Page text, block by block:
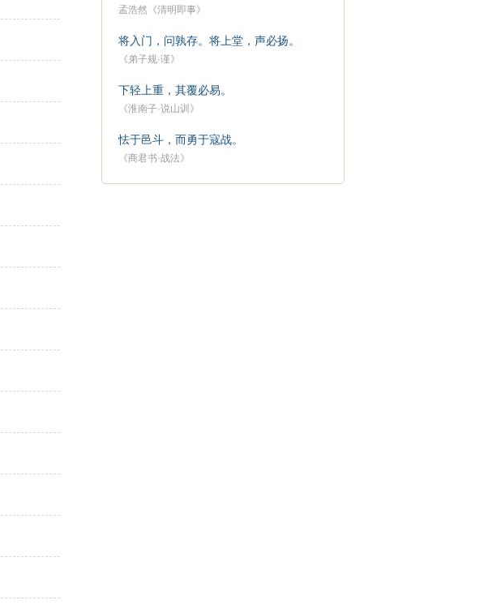
孟浩然《清明即事》
将入门，问孰存。将上堂，声必扬。
《弟子规·谨》
下轻上重，其覆必易。
《淮南子·说山训》
怯于邑斗，而勇于寇战。
《商君书·战法》